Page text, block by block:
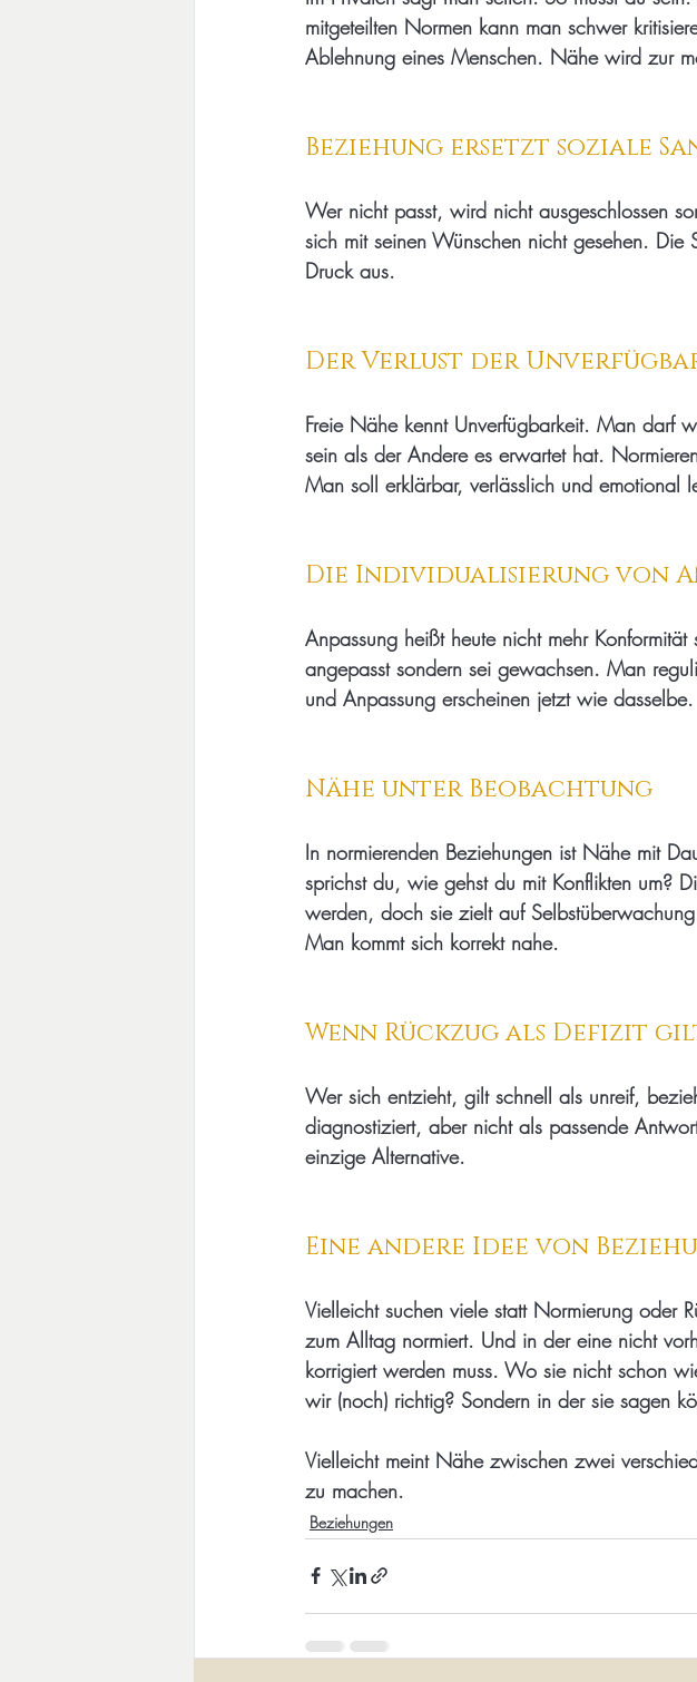
mitgeteilten Normen kann man schwer
Ablehnung eines Menschen. Nähe wird zur
Beziehung ersetzt soziale
Wer nicht passt, wird nicht ausgeschlossen
sich mit seinen Wünschen nicht gesehen.
Druck aus.
Der Verlust der
Freie Nähe kennt Unverfügbarkeit. Man darf
sein als der Andere es erwartet hat.
Man soll erklärbar, verlässlich und emotional
Die Individualisierung von
Anpassung heißt heute nicht mehr
angepasst sondern sei gewachsen. Man
und Anpassung erscheinen jetzt wie dasselbe.
Nähe unter Beobachtung
In normierenden Beziehungen ist Nähe mit
sprichst du, wie gehst du mit Konflikten um?
werden, doch sie zielt auf
Man kommt sich korrekt nahe.
Wenn Rückzug als Defizit
Wer sich entzieht, gilt schnell als unreif,
diagnostiziert, aber nicht als passende
einzige Alternative.
Eine andere Idee von
Vielleicht suchen viele statt Normierung oder
zum Alltag normiert. Und in der eine nicht
korrigiert werden muss. Wo sie nicht schon
wir (noch) richtig? Sondern in der sie sagen
Vielleicht meint Nähe zwischen zwei
zu machen.
Beziehungen